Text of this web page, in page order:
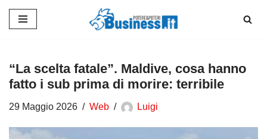
contenuto
“La scelta fatale”. Maldive, cosa hanno
fatto i sub prima di morire: terribile
29 Maggio 2026 Web Luigi